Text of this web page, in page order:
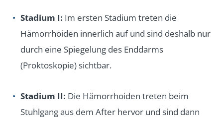
Stadium I: Im ersten Stadium treten die
Hämorrhoiden innerlich auf und sind deshalb nur
durch eine Spiegelung des Enddarms
(Proktoskopie) sichtbar.
Stadium II: Die Hämorrhoiden treten beim
Stuhlgang aus dem After hervor und sind dann